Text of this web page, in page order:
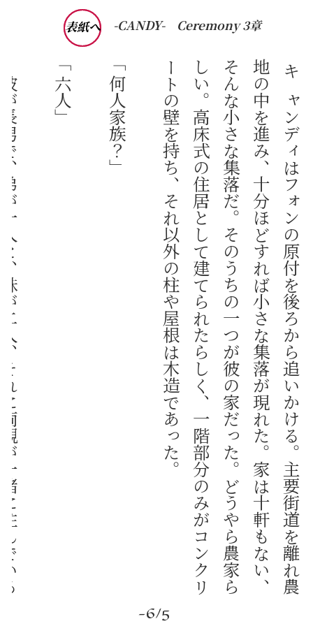
表紙へ -CANDY- Ceremony 3章
キ
ャ
ン
デ
ィ
は
フ
ォ
ン
の
原
付
を
後
ろ
か
ら
追
い
か
け
る
。
主
要
街
道
を
離
れ
農
地
の
中
を
進
み
、
十
分
ほ
ど
す
れ
ば
小
さ
な
集
落
が
現
れ
た
。
家
は
十
軒
も
な
い
、
そ
ん
な
小
さ
な
集
落
だ
。
そ
の
う
ち
の
一
つ
が
彼
の
家
だ
っ
た
。
ど
う
や
ら
農
家
ら
し
い
。
高
床
式
の
住
居
と
し
て
建
て
ら
れ
た
ら
し
く
、
一
階
部
分
の
み
が
コ
ン
ク
リ
ー
ト
の
壁
を
持
ち
、
そ
れ
以
外
の
柱
や
屋
根
は
木
造
で
あ
っ
た
。
「何人家族？」
「六人」
-6/5